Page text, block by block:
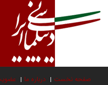
صفحه نخست درباره ما